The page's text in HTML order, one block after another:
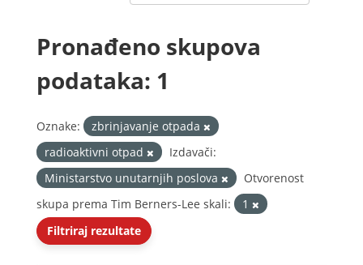
Pronađeno skupova
podataka: 1
Oznake:
zbrinjavanje otpada
radioaktivni otpad
Izdavači:
Ministarstvo unutarnjih poslova
Otvorenost
skupa prema Tim Berners-Lee skali:
1
Filtriraj rezultate